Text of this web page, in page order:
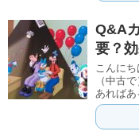
Q&A
要？
こんに
（中古
あればあ